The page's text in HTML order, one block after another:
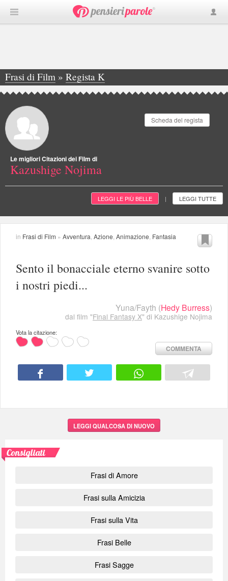
Frasi di Film » Regista K
»Kazushige Nojima
Scheda del regista
Le migliori Citazioni dei Film di
Kazushige Nojima
LEGGI LE PIÙ BELLE | LEGGI TUTTE
in Frasi di Film » Avventura,Azione,Animazione, Fantasia
Sento il bonacciale eterno svanire sotto
i nostri piedi...
Yuna/Fayth (Hedy Burress)
dal film "Final Fantasy X" di Kazushige Nojima
Vota la citazione:
COMMENTA
LEGGI QUALCOSA DI NUOVO
Consigliati
Frasi di Amore
Frasi sulla Amicizia
Frasi sulla Vita
Frasi Belle
Frasi Sagge